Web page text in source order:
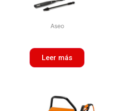
Aseo
Leer más